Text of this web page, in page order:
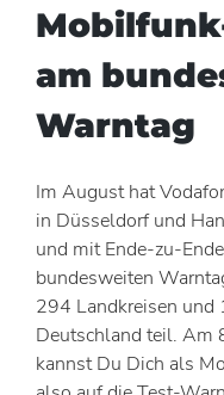
am
Warntag
Im August hat
in Düsseldorf und
und mit Ende-zu-
bundesweiten
294 Landkreisen und
Deutschland teil. Am
kannst Du Dich als